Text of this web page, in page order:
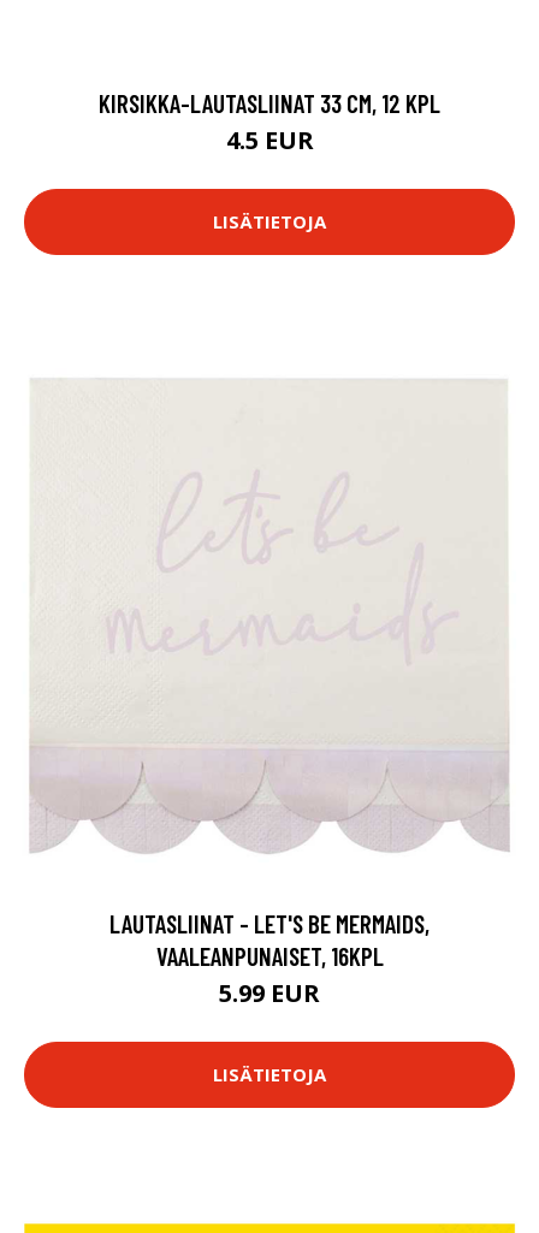
KIRSIKKA-LAUTASLIINAT 33 CM, 12 KPL
4.5 EUR
LISÄTIETOJA
LAUTASLIINAT - LET'S BE MERMAIDS,
VAALEANPUNAISET, 16KPL
5.99 EUR
LISÄTIETOJA